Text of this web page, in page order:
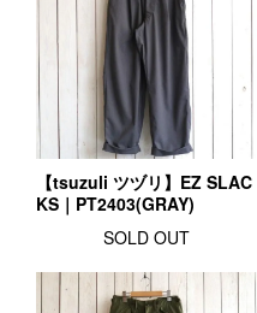
【tsuzuli ツヅリ】EZ SLAC
KS｜PT2403(GRAY)
SOLD OUT